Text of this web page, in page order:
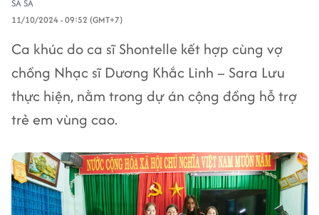
SA SA
11/10/2024 - 09:52 (GMT+7)
Ca khúc do ca sĩ Shontelle kết hợp cùng vợ
chồng Nhạc sĩ Dương Khắc Linh – Sara Lưu
thực hiện, nằm trong dự án cộng đồng hỗ trợ
trẻ em vùng cao.